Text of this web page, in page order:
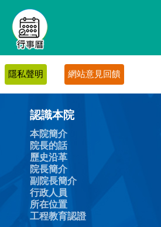
隱私聲明 網站意見回饋
認識本院
本院簡介
院長的話
歷史沿革
院長簡介
副院長簡介
行政人員
所在位置
工程教育認證